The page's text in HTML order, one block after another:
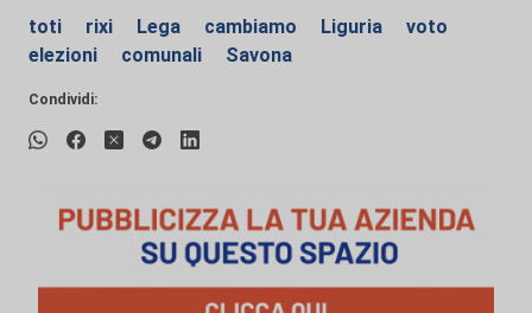
toti rixi Lega cambiamo Liguria
voto
elezioni
comunali Savona
Condividi: